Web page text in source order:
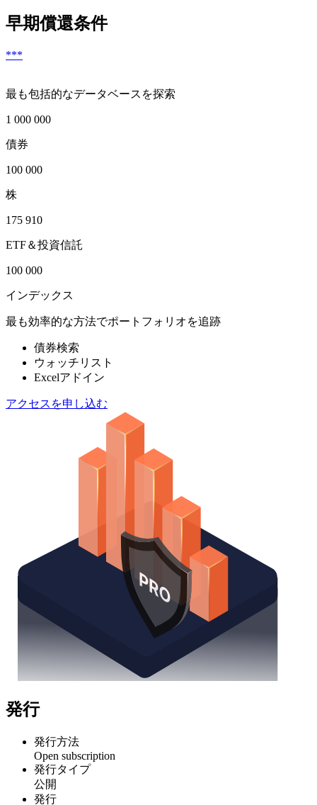
早期償還条件
***
最も包括的なデータベースを探索
1 000 000
債券
100 000
株
175 910
ETF＆投資信託
100 000
インデックス
最も効率的な方法でポートフォリオを追跡
債券検索
ウォッチリスト
Excelアドイン
アクセスを申し込む
発行
発行方法
Open subscription
発行タイプ
公開
発行